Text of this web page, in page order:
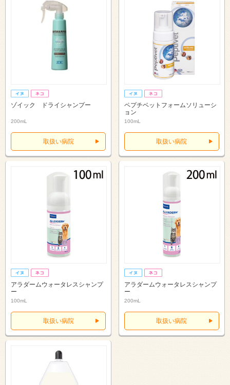
ゾイック ドライシャンプー
200mL
取扱い病院
ペプチベットフォームソリューシ
ョン
100mL
取扱い病院
アラダームウォータレスシャンプ
ー
100mL
取扱い病院
アラダームウォータレスシャンプ
ー
200mL
取扱い病院